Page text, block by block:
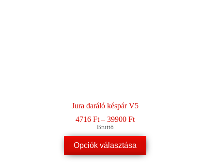
Jura daráló késpár V5
4716Ft – 39900FtÁrtartomány:
-
39900 Ft
Bruttó
Opciók választása
Ennek
a
terméknek